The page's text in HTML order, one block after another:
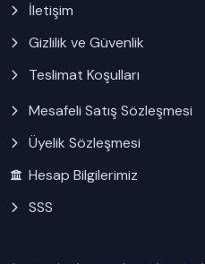
İletişim
Gizlilik ve Güvenlik
Teslimat Koşulları
Mesafeli Satış Sözleşmesi
Üyelik Sözleşmesi
Hesap Bilgilerimiz
SSS